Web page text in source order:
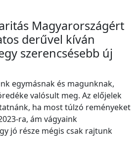
Magyarországért
derűvel kíván
szerencsésebb új
egymásnak és magunknak,
valósult meg. Az előjelek
ha most túlzó reményeket
ra, ám vágyaink
jó része mégis csak rajtunk